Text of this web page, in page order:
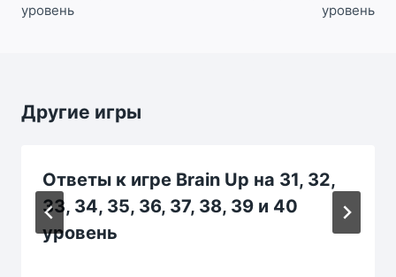
уровень
уровень
Другие игры
Ответы к игре Brain Up на 31, 32,
33, 34, 35, 36, 37, 38, 39 и 40
уровень